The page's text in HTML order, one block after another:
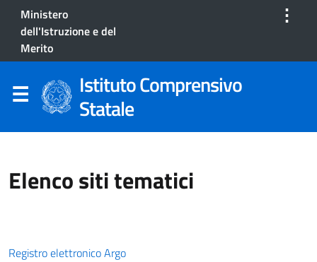
Ministero
dell'Istruzione e del
Merito
⋮
Istituto Comprensivo
Statale
Elenco siti tematici
Registro elettronico Argo